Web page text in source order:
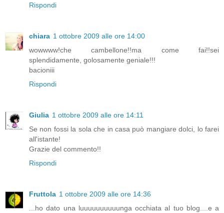
Rispondi
chiara 1 ottobre 2009 alle ore 14:00
wowwww!che cambellone!!ma come fai!!sei
splendidamente, golosamente geniale!!!
bacioniii
Rispondi
Giulia 1 ottobre 2009 alle ore 14:11
Se non fossi la sola che in casa può mangiare dolci, lo farei
all'istante!
Grazie del commento!!
Rispondi
Fruttola 1 ottobre 2009 alle ore 14:36
...ho dato una luuuuuuuuuunga occhiata al tuo blog....e a